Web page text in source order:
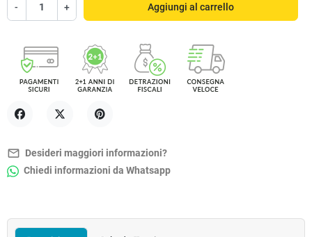
- + Aggiungi al carrello
mail_outline Desideri maggiori informazioni?
Chiedi informazioni da Whatsapp